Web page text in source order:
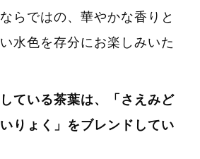
らではの、華やかな香りと
水色を存分にお楽しみいた
ている茶葉は、「さえみど
りょく」をブレンドしてい